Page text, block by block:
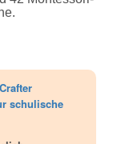
schulische